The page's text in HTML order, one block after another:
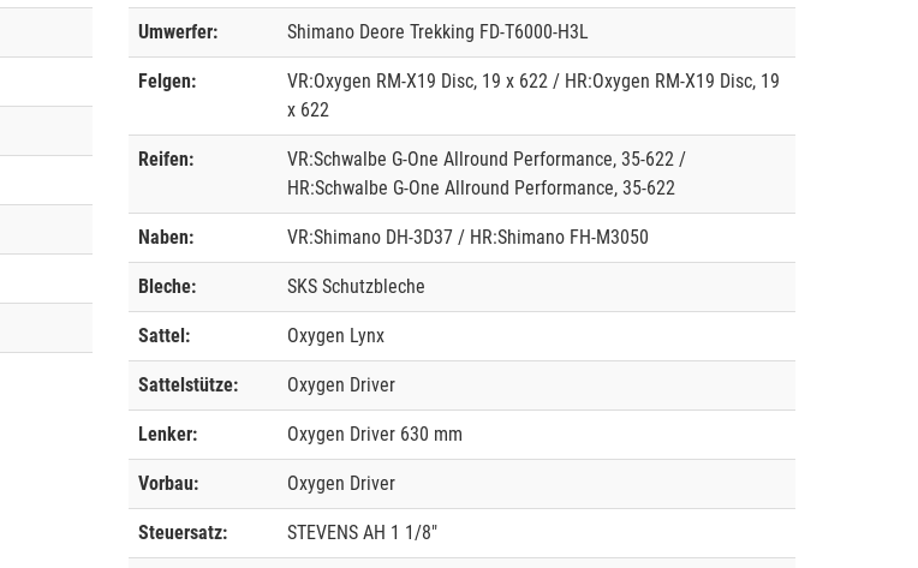
Umwerfer: Shimano Deore Trekking FD-T6000-H3L
Felgen:
VR:Oxygen RM-X19 Disc, 19 x 622 / HR:Oxygen RM-X19 Disc, 19
x 622
Reifen:
VR:Schwalbe G-One Allround Performance, 35-622 /
HR:Schwalbe G-One Allround Performance, 35-622
Naben: VR:Shimano DH-3D37 / HR:Shimano FH-M3050
Bleche: SKS Schutzbleche
Sattel: Oxygen Lynx
Sattelstütze: Oxygen Driver
Lenker: Oxygen Driver 630 mm
Vorbau: Oxygen Driver
Steuersatz: STEVENS AH 1 1/8"